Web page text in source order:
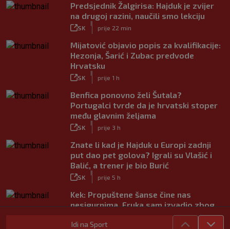
Predsjednik Žalgirisa: Hajduk je zvijer
na drugoj razini, naučili smo lekciju
SK prije 22 min
Mijatović objavio popis za kvalifikacije:
Hezonja, Šarić i Zubac predvode
Hrvatsku
SK prije 1 h
Benfica ponovno želi Šutala?
Portugalci tvrde da je hrvatski stoper
među glavnim željama
SK prije 3 h
Znate li kad je Hajduk u Europi zadnji
put dao pet golova? Igrali su Vlašić i
Balić, a trener je bio Burić
SK prije 5 h
Kek: Propuštene šanse čine nas
nesigurnima. Fruka sam izvadio zbog
ozljede, pripremamo se na život bez
njega
Idi na Sport